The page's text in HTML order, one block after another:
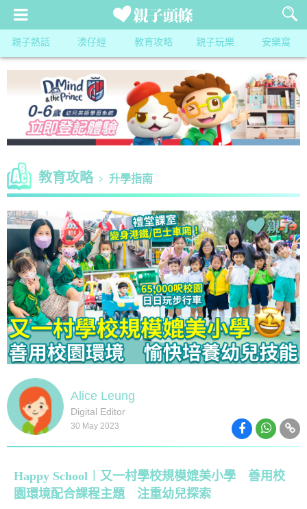
親子熱話 湊仔經 教育攻略 親子玩樂 安樂窩
教育攻略 升學指南
Alice Leung
Digital Editor
30 May 2023
Happy School︱又一村學校規模媲美小學 善用校
園環境配合課程主題 注重幼兒探索